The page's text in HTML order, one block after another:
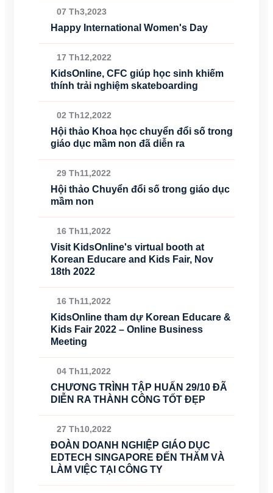
07 Th3,2023
Happy International Women's Day
17 Th12,2022
KidsOnline, CFC giúp học sinh khiếm
thính trải nghiệm skateboarding
02 Th12,2022
Hội thảo Khoa học chuyển đổi số trong
giáo dục mầm non đã diễn ra
29 Th11,2022
Hội thảo Chuyển đổi số trong giáo dục
mầm non
16 Th11,2022
Visit KidsOnline's virtual booth at
Korean Educare and Kids Fair, Nov
18th 2022
16 Th11,2022
KidsOnline tham dự Korean Educare &
Kids Fair 2022 – Online Business
Meeting
04 Th11,2022
CHƯƠNG TRÌNH TẬP HUẤN 29/10 ĐÃ
DIỄN RA THÀNH CÔNG TỐT ĐẸP
27 Th10,2022
ĐOÀN DOANH NGHIỆP GIÁO DỤC
EDTECH SINGAPORE ĐẾN THĂM VÀ
LÀM VIỆC TẠI CÔNG TY